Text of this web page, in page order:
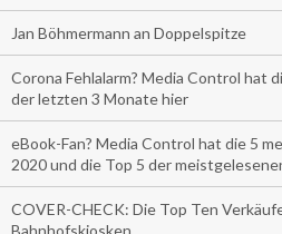
Jan Böhmermann an Doppelspitze
Corona Fehlalarm? Media Control hat
der letzten 3 Monate hier
eBook-Fan? Media Control hat die 5
2020 und die Top 5 der
COVER-CHECK: Die Top Ten